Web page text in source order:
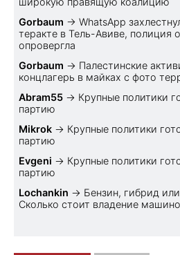
Gorbaum → WhatsApp
теракте в Тель-Авиве, полиция
опровергла
Gorbaum → Палестинские
концлагерь в майках с фото
Abram55 → Крупные политики
партию
Mikrok → Крупные политики
партию
Evgeni → Крупные политики
партию
Lochankin → Бензин, гибрид
Cколько стоит владение